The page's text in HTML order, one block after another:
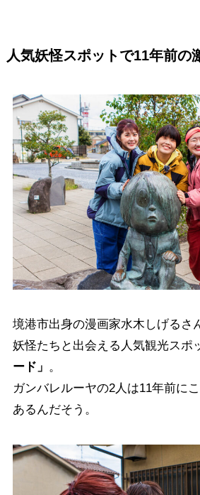
人気妖怪スポットで11年前の
境港市出身の漫画家水木しげるさ
妖怪たちと出会える人気観光スポ
ード」 。
ガンバレルーヤの2人は11年前に
あるんだそう。